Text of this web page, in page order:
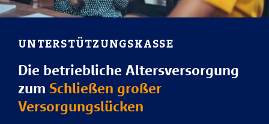
UNTERSTÜTZUNGS­KASSE
Die betriebliche Altersversorgung
zum Schließen großer
Versorgungslücken